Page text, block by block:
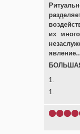
их
явление..
1.
1.